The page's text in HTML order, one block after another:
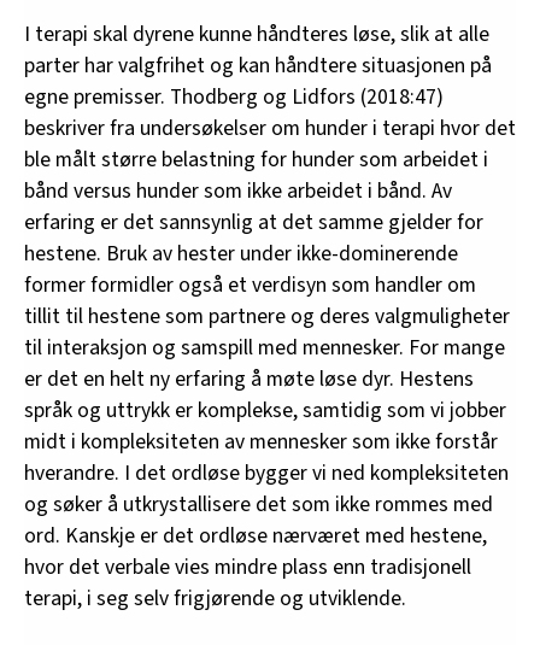
I terapi skal dyrene kunne håndteres løse, slik at alle
parter har valgfrihet og kan håndtere situasjonen på
egne premisser. Thodberg og Lidfors (2018:47)
beskriver fra undersøkelser om hunder i terapi hvor det
ble målt større belastning for hunder som arbeidet i
bånd versus hunder som ikke arbeidet i bånd. Av
erfaring er det sannsynlig at det samme gjelder for
hestene. Bruk av hester under ikke-dominerende
former formidler også et verdisyn som handler om
tillit til hestene som partnere og deres valgmuligheter
til interaksjon og samspill med mennesker. For mange
er det en helt ny erfaring å møte løse dyr. Hestens
språk og uttrykk er komplekse, samtidig som vi jobber
midt i kompleksiteten av mennesker som ikke forstår
hverandre. I det ordløse bygger vi ned kompleksiteten
og søker å utkrystallisere det som ikke rommes med
ord. Kanskje er det ordløse nærværet med hestene,
hvor det verbale vies mindre plass enn tradisjonell
terapi, i seg selv frigjørende og utviklende.